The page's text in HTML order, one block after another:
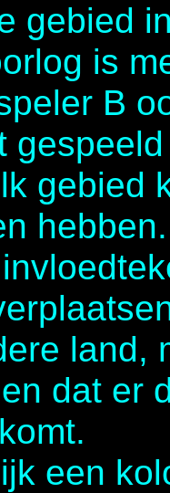
gebied
is
B
gebied
land,
dat er
een